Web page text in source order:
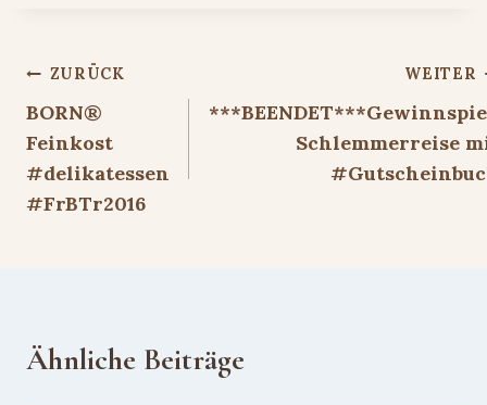
Beitragsnavigation
ZURÜCK
BORN®
Feinkost
#delikatessen
#FrBTr2016
WEITER
Schlemmerreise
Ähnliche Beiträge